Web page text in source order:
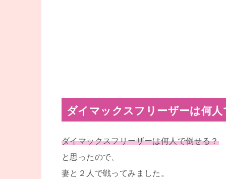
ダイマックスフリーザーは何
ダイマックスフリーザーは何人で倒せる？
と思ったので、
妻と２人で戦ってみました。